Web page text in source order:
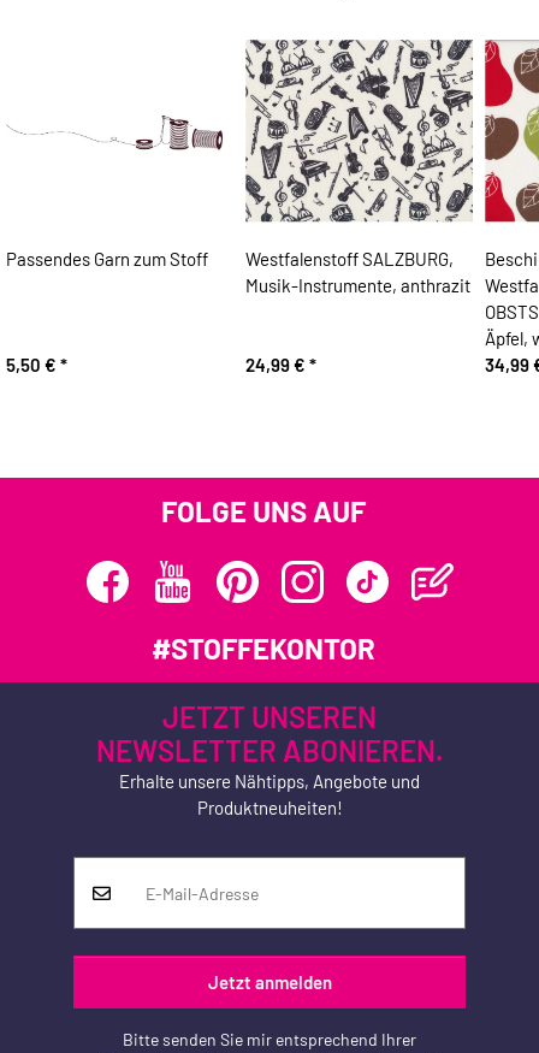
Passendes Garn zum Stoff
5,50 € *
Westfalenstoff SALZBURG,
Musik-Instrumente, anthrazit
24,99 € *
Äpfel,
34,99
FOLGE UNS AUF
#STOFFEKONTOR
JETZT UNSEREN
NEWSLETTER ABONIEREN.
Erhalte unsere Nähtipps, Angebote und
Produktneuheiten!
Jetzt anmelden
Bitte senden Sie mir entsprechend Ihrer